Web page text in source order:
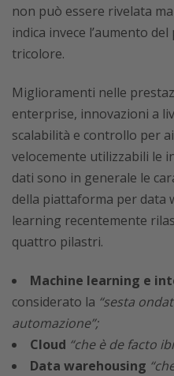
non può essere rivelata
indica invece l’aumento
tricolore.
Miglioramenti nelle
enterprise, innovazioni a
scalabilità e controllo per
velocemente utilizzabili le
dati sono in generale le
della piattaforma per data
learning recentemente
quattro pilastri.
Machine learning e
considerato la “sesta
automazione”;
Cloud “che è de facto
Data warehousing